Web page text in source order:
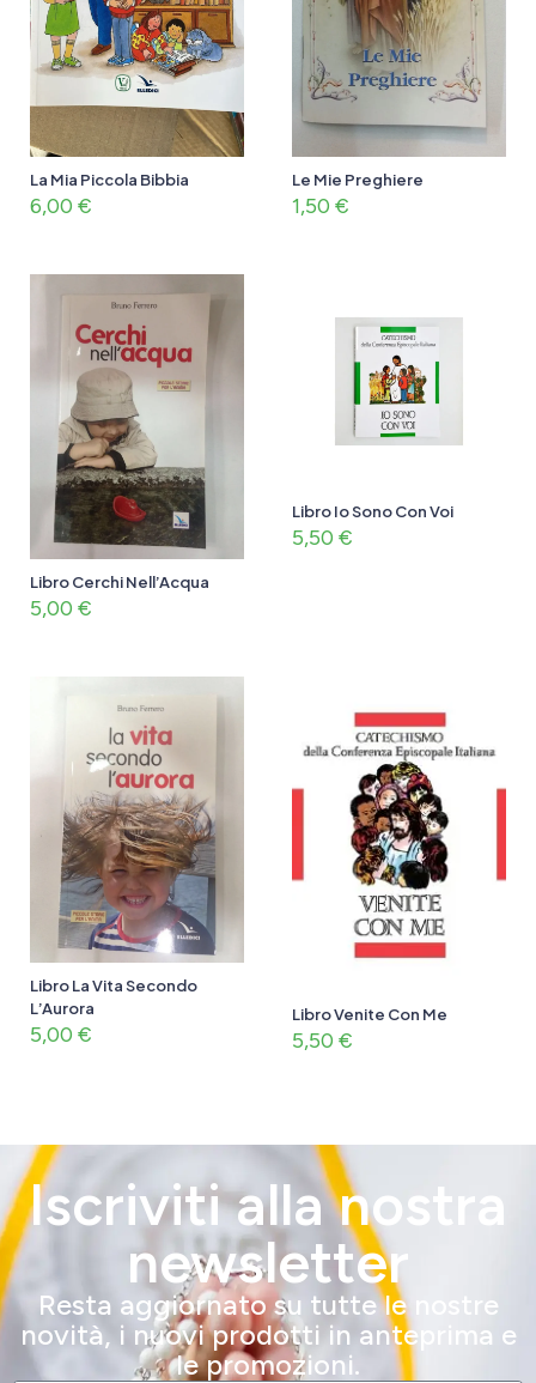
La Mia Piccola Bibbia
6,00 €
Le Mie Preghiere
1,50 €
Libro Cerchi Nell’Acqua
5,00 €
Libro Io Sono Con Voi
5,50 €
Libro La Vita Secondo
L’Aurora
5,00 €
Libro Venite Con Me
5,50 €
Iscriviti alla nostra
newsletter
Resta aggiornato su tutte le nostre
novità, i nuovi prodotti in anteprima e
le promozioni.